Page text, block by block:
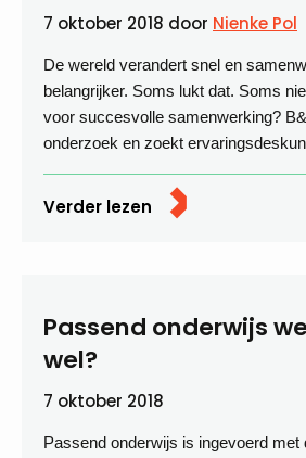
7 oktober 2018 door Nienke Pol
De wereld verandert snel en
belangrijker. Soms lukt dat. Soms
voor succesvolle samenwerking?
onderzoek en zoekt
Verder lezen
Passend onderwijs
wel?
7 oktober 2018
Passend onderwijs is ingevoerd met